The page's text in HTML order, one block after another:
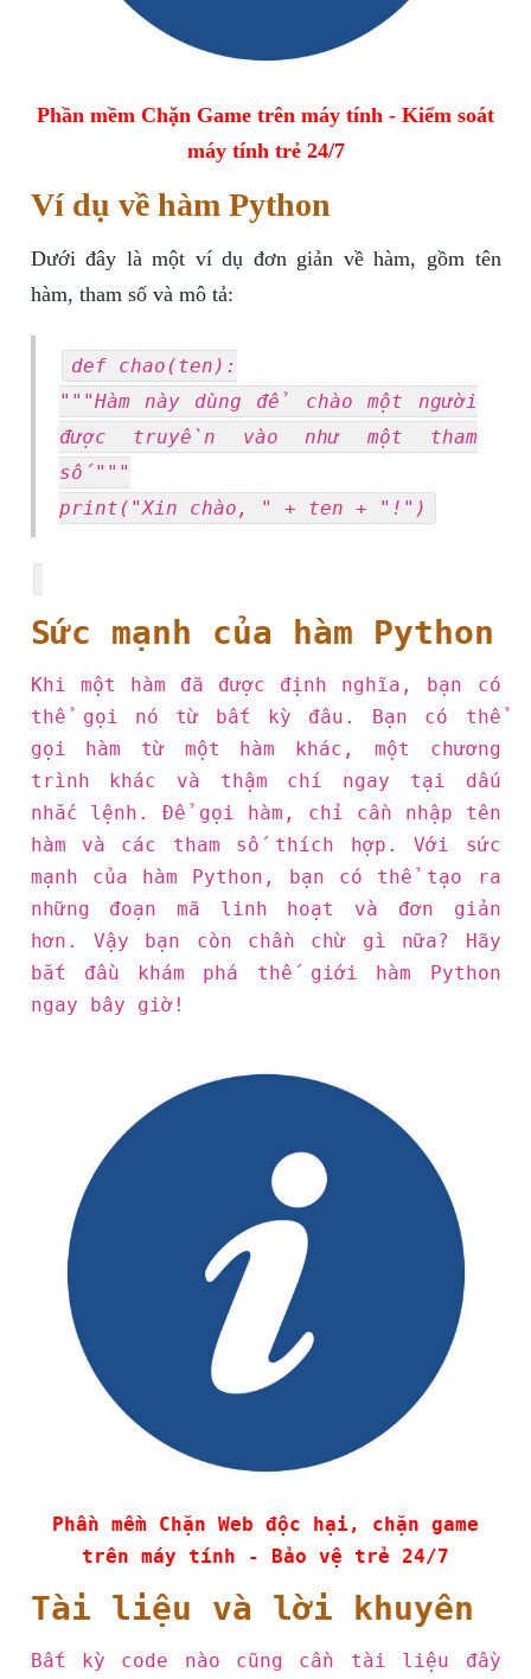
Phần mềm Chặn Game trên máy tính - Kiểm soát
máy tính trẻ 24/7
Ví dụ về hàm Python
Dưới đây là một ví dụ đơn giản về hàm, gồm tên
hàm, tham số và mô tả:
def chao(ten):
"""Hàm này dùng để chào một người
được truyền vào như một tham
số"""
print("Xin chào, " + ten + "!")
Sức mạnh của hàm Python
Khi một hàm đã được định nghĩa, bạn có
thể gọi nó từ bất kỳ đâu. Bạn có thể
gọi hàm từ một hàm khác, một chương
trình khác và thậm chí ngay tại dấu
nhắc lệnh. Để gọi hàm, chỉ cần nhập tên
hàm và các tham số thích hợp. Với sức
mạnh của hàm Python, bạn có thể tạo ra
những đoạn mã linh hoạt và đơn giản
hơn. Vậy bạn còn chần chừ gì nữa? Hãy
bắt đầu khám phá thế giới hàm Python
ngay bây giờ!
Phần mềm Chặn Web độc hại, chặn game
trên máy tính - Bảo vệ trẻ 24/7
Tài liệu và lời khuyên
Bất kỳ code nào cũng cần tài liệu đầy